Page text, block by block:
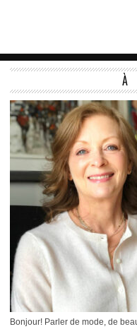
À
Bonjour! Parler de mode, de